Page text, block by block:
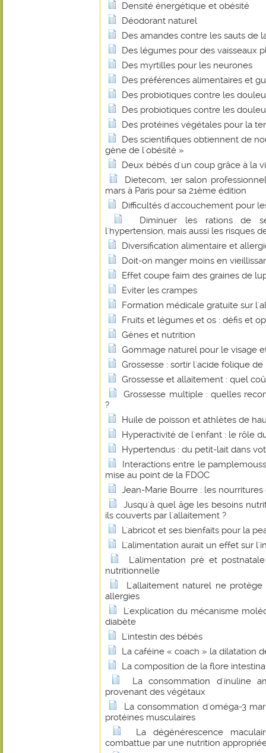
Densité énergétique et obésité
Déodorant naturel
Des amandes contre les sauts de
Des légumes pour des vaisseaux
Des myrtilles pour les neurones
Des préférences alimentaires et
Des probiotiques contre les
Des probiotiques contre les
Des protéines végétales pour la
Des scientifiques obtiennent de
gène de l'obésité »
Deux bébés d'un coup grâce à la
Dietecom, 1er salon
mars à Paris pour sa 21ème édition
Difficultés d'accouchement pour
Diminuer les rations de
l'hypertension, mais aussi les risques
Diversification alimentaire et
Doit-on manger moins en
Effet coupe faim des graines de
Eviter les crampes
Formation médicale gratuite sur
Fruits et légumes et os : défis et
Gènes et nutrition
Gommage naturel pour le visage
Grossesse : sortir l'acide folique
Grossesse et allaitement : quel
Grossesse multiple : quelles
?
Huile de poisson et athlètes de
Hyperactivité de l'enfant : le rôle
Hypertendus : du petit-lait dans
Interactions entre le
mise au point de la FDOC
Jean-Marie Bourre : les
Jusqu'à quel âge les besoins
ils couverts par l'allaitement ?
L'abricot et ses bienfaits pour la
L'alimentation aurait un effet sur
L'alimentation pré et
nutritionnelle
L'allaitement naturel ne
allergies
L'explication du mécanisme
diabète
L'intestin des bébés
La caféine « coach » la dilatation
La composition de la flore
La consommation d'inuline
provenant des végétaux
La consommation d'oméga-3
protéines musculaires
La dégénérescence
combattue par une nutrition